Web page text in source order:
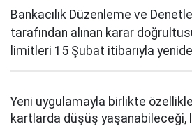
Bankacılık Düzenleme ve
tarafından alınan karar
limitleri 15 Şubat itibarıyla
Yeni uygulamayla birlikte
kartlarda düşüş yaşanabileceği,